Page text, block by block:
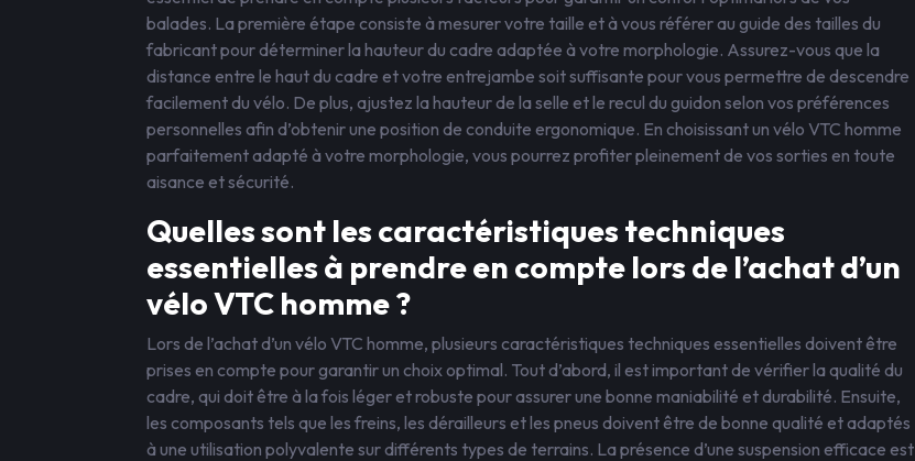
balades. La première étape consiste à mesurer votre taille et à vous référer au guide des tailles du
fabricant pour déterminer la hauteur du cadre adaptée à votre morphologie. Assurez-vous que la
distance entre le haut du cadre et votre entrejambe soit suffisante pour vous permettre de descendre
facilement du vélo. De plus, ajustez la hauteur de la selle et le recul du guidon selon vos préférences
personnelles afin d’obtenir une position de conduite ergonomique. En choisissant un vélo VTC homme
parfaitement adapté à votre morphologie, vous pourrez profiter pleinement de vos sorties en toute
aisance et sécurité.
Quelles sont les caractéristiques techniques
essentielles à prendre en compte lors de l’achat d’un
vélo VTC homme ?
Lors de l’achat d’un vélo VTC homme, plusieurs caractéristiques techniques essentielles doivent être
prises en compte pour garantir un choix optimal. Tout d’abord, il est important de vérifier la qualité du
cadre, qui doit être à la fois léger et robuste pour assurer une bonne maniabilité et durabilité. Ensuite,
les composants tels que les freins, les dérailleurs et les pneus doivent être de bonne qualité et adaptés
à une utilisation polyvalente sur différents types de terrains. La présence d’une suspension efficace est